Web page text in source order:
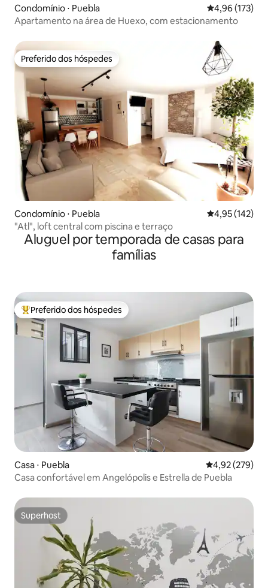
Condomínio ⋅ Puebla 4,96 de uma
4,96 (173)
Apartamento na área de Huexo, com estacionamento
Preferido dos hóspedes
Preferido dos hóspedes
Condomínio ⋅ Puebla 4,95 de uma
4,95 (142)
"Atl", loft central com piscina e terraço
Aluguel por temporada de casas para
famílias
Entre os melhores preferidos dos hóspedes
Preferido dos hóspedes
Casa ⋅ Puebla 4,92 de uma
4,92 (279)
Casa confortável em Angelópolis e Estrella de Puebla
Superhost
Superhost